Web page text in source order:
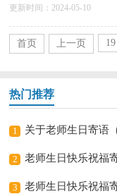
才是好的寄语呢？下面
更新时间：2024-05-10
首页 上一页 19
热门推荐
1 关于老师生日寄语
2 老师生日快乐祝福
3 老师生日快乐祝福